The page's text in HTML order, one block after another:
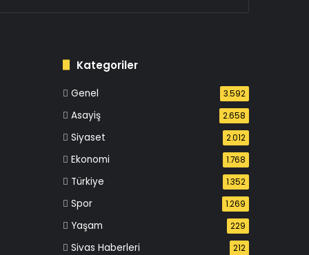
Kategoriler
Genel 3.592
Asayiş 2.658
Siyaset 2.012
Ekonomi 1.768
Türkiye 1.352
Spor 1.269
Yaşam 229
Sivas Haberleri 212